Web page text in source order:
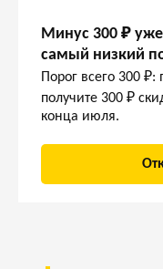
Минус 300 ₽
самый низкий
Порог всего 300
получите 300 ₽
конца июля.